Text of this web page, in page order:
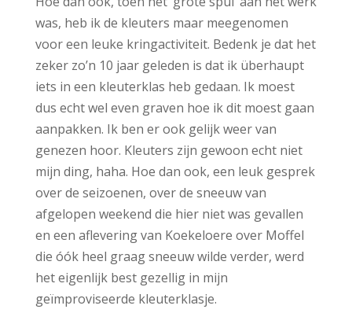
was, heb ik de kleuters maar meegenomen
voor een leuke kringactiviteit. Bedenk je dat het
zeker zo’n 10 jaar geleden is dat ik überhaupt
iets in een kleuterklas heb gedaan. Ik moest
dus echt wel even graven hoe ik dit moest gaan
aanpakken. Ik ben er ook gelijk weer van
genezen hoor. Kleuters zijn gewoon echt niet
mijn ding, haha. Hoe dan ook, een leuk gesprek
over de seizoenen, over de sneeuw van
afgelopen weekend die hier niet was gevallen
en een aflevering van Koekeloere over Moffel
die óók heel graag sneeuw wilde verder, werd
het eigenlijk best gezellig in mijn
geïmproviseerde kleuterklasje.